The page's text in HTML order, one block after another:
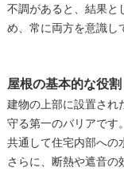
不調があると、結果と
め、常に両方を意識し
屋根の基本的な役割
建物の上部に設置され
守る第一のバリアです
共通して住宅内部への
さらに、断熱や遮音の